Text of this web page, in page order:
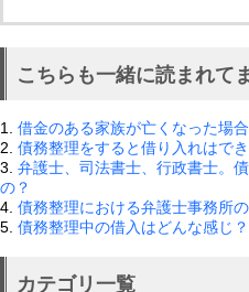
こちらも一緒に読まれて
1. 借金のある家族が亡くなった場
2. 債務整理をすると借り入れはで
3. 弁護士、司法書士、行政書士。
の？
4. 債務整理における弁護士事務所
5. 債務整理中の借入はどんな感じ？
カテゴリ一覧